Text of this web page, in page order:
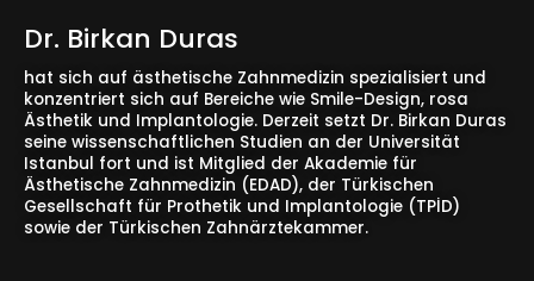
Dr. Birkan Duras
hat sich auf ästhetische Zahnmedizin spezialisiert und
konzentriert sich auf Bereiche wie Smile-Design, rosa
Ästhetik und Implantologie. Derzeit setzt Dr. Birkan Duras
seine wissenschaftlichen Studien an der Universität
Istanbul fort und ist Mitglied der Akademie für
Ästhetische Zahnmedizin (EDAD), der Türkischen
Gesellschaft für Prothetik und Implantologie (TPİD)
sowie der Türkischen Zahnärztekammer.